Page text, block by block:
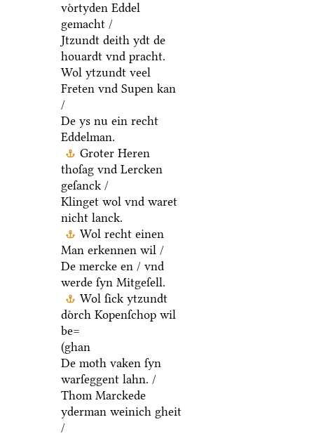
voͤrtyden Eddel
gemacht /
Jtzundt deith ydt de
houardt vnd pracht.
Wol ytzundt veel
Freten vnd Supen kan
/
De ys nu ein recht
Eddelman.
Groter Heren
thoſag vnd Lercken
geſanck /
Klinget wol vnd waret
nicht lanck.
Wol recht einen
Man erkennen wil /
De mercke en / vnd
werde ſyn Mitgeſell.
Wol ſick ytzundt
doͤrch Kopenſchop wil
be=
(ghan
De moth vaken ſyn
warſeggent lahn. /
Thom Marckede
yderman weinich gheit
/